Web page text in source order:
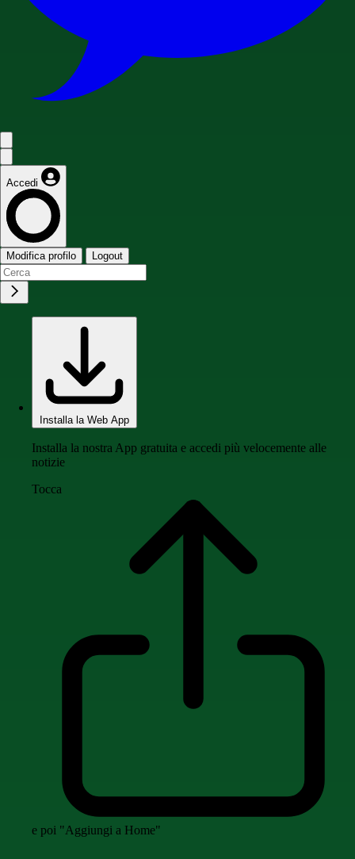
Accedi
Modifica profilo Logout
Installa la Web App
Installa la nostra App gratuita e accedi più velocemente alle
notizie
Tocca
e poi "Aggiungi a Home"